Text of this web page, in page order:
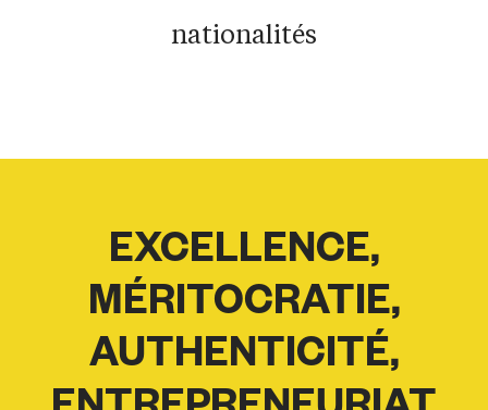
nationalités
EXCELLENCE,
MÉRITOCRATIE,
AUTHENTICITÉ,